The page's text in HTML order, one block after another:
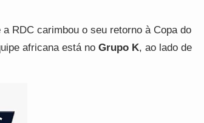
RDC carimbou o seu retorno à Copa do
africana está no Grupo K, ao lado de